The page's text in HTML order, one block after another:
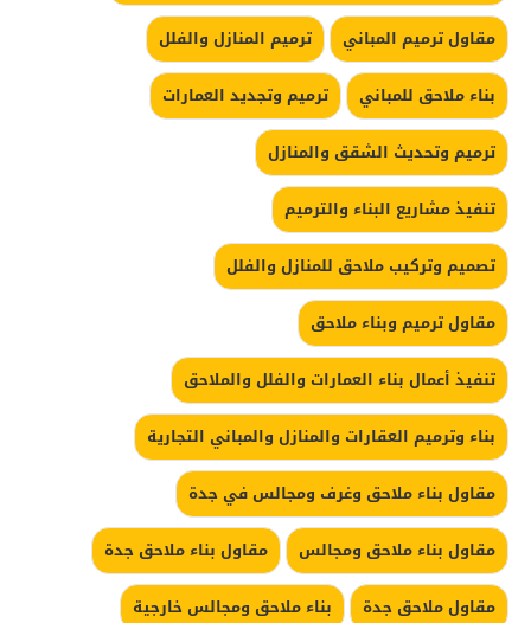
مقاول ترميم المباني
ترميم المنازل والفلل
بناء ملاحق للمباني
ترميم وتجديد العمارات
ترميم وتحديث الشقق والمنازل
تنفيذ مشاريع البناء والترميم
تصميم وتركيب ملاحق للمنازل والفلل
مقاول ترميم وبناء ملاحق
تنفيذ أعمال بناء العمارات والفلل والملاحق
بناء وترميم العقارات والمنازل والمباني التجارية
مقاول بناء ملاحق وغرف ومجالس في جدة
مقاول بناء ملاحق ومجالس
مقاول بناء ملاحق جدة
مقاول ملاحق جدة
بناء ملاحق ومجالس خارجية